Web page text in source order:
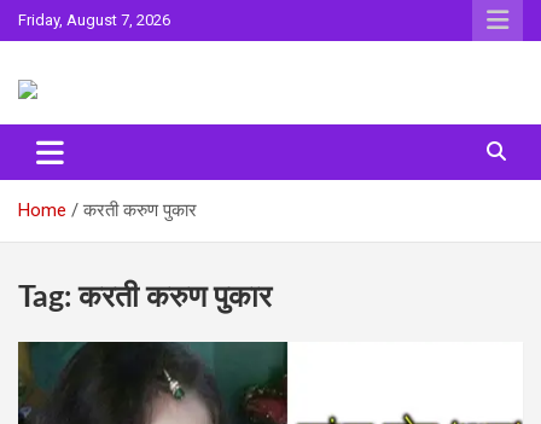
Skip
to
Friday, August 7, 2026
Surta
Home करती करुण पुकार
Tag:करती करुण पुकार